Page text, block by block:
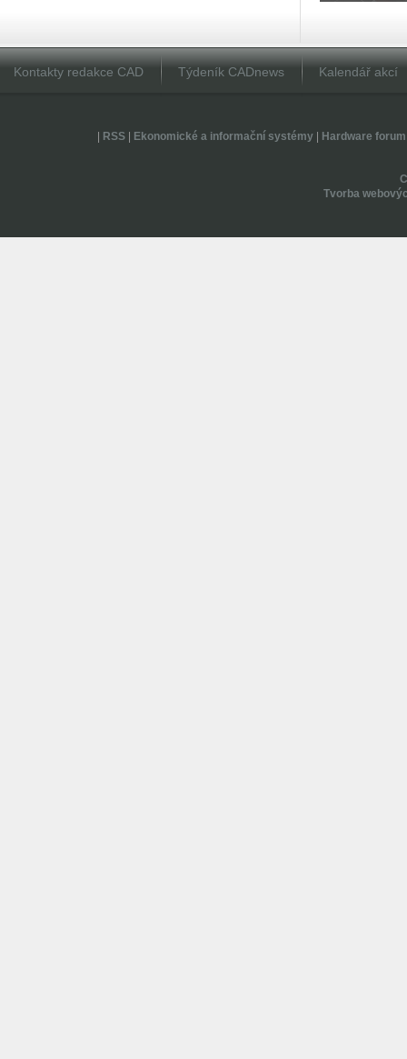
Kontakty redakce CAD Týdeník CADnews Kalendář akcí
RSS| Ekonomické a informační systémy| Hardware forum
Tvorba